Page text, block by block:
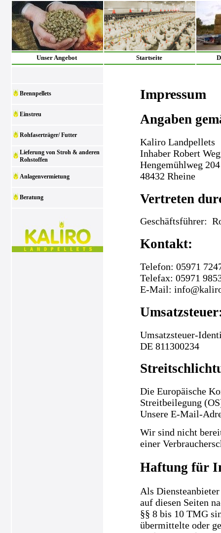
Unser Angebot Startseite
Brennpellets
Einstreu
Rohfaserträger/ Futter
Lieferung von Stroh & anderen
Rohstoffen
Anlagenvermietung
Beratung
Impressum
Angaben
Kaliro Landpellets
Inhaber Robert
Hengemühlweg 204
48432 Rheine
Vertreten
Geschäftsführer:
Kontakt:
Telefon: 05971
Telefax: 05971
E-Mail:
Umsatzsteuer-
DE 811300234
Die Europäische
Streitbeilegung
Unsere E-Mail-
Wir sind nicht
einer
Haftung für
Als
auf diesen Seiten
§§ 8 bis 10 TMG
übermittelte oder